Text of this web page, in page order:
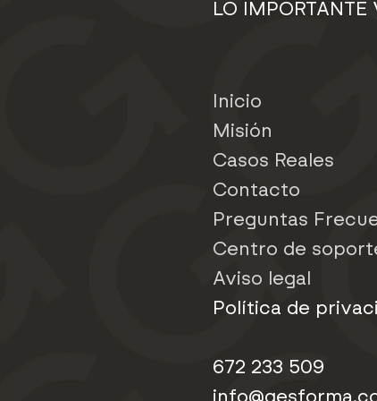
LO IMPORTANTE
Inicio
Misión
Casos Reales
Contacto
Preguntas
Centro de
Aviso legal
Política de
672 233 509